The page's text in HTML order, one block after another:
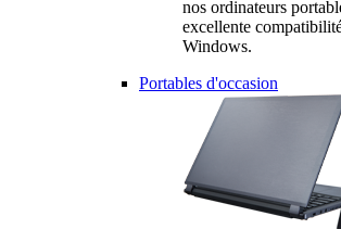
nos ordinateurs
excellente
Windows.
Portables d'occasion